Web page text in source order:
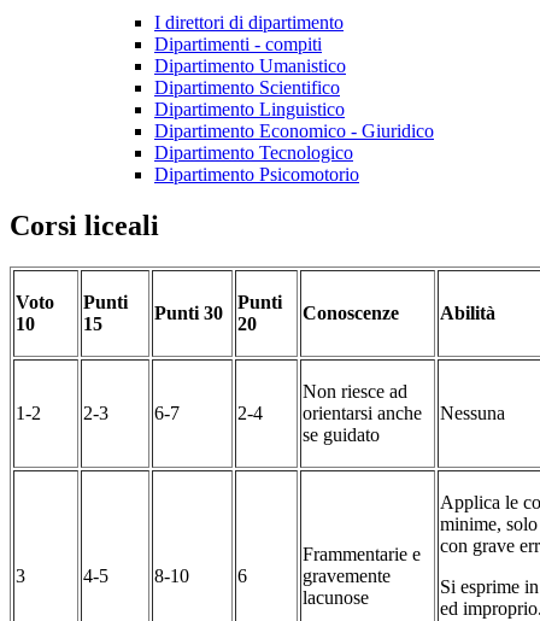
I direttori di dipartimento
Dipartimenti - compiti
Dipartimento Umanistico
Dipartimento Scientifico
Dipartimento Linguistico
Dipartimento Economico - Giuridico
Dipartimento Tecnologico
Dipartimento Psicomotorio
Corsi liceali
Voto
10
Punti
15
Punti 30
Punti
20
Conoscenze Abilità
1-2 2-3 6-7 2-4
Non riesce ad
orientarsi anche
se guidato
Nessuna
3 4-5 8-10 6
Frammentarie e
gravemente
lacunose
Applica le
minime,
con grave
Si esprime
ed